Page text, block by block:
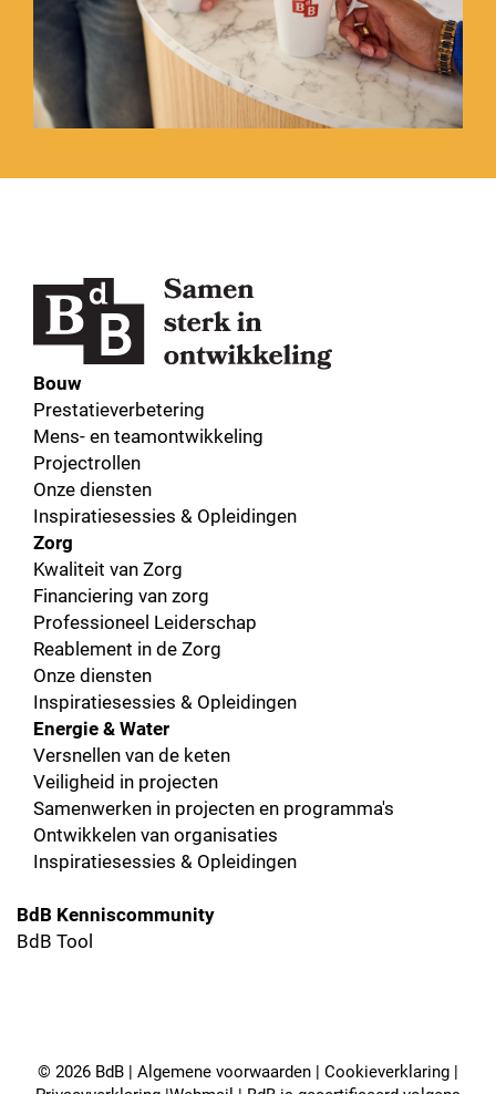
Bouw
Prestatieverbetering
Mens- en teamontwikkeling
Projectrollen
Onze diensten
Inspiratiesessies & Opleidingen
Zorg
Kwaliteit van Zorg
Financiering van zorg
Professioneel Leiderschap
Reablement in de Zorg
Onze diensten
Inspiratiesessies & Opleidingen
Energie & Water
Versnellen van de keten
Veiligheid in projecten
Samenwerken in projecten en programma's
Ontwikkelen van organisaties
Inspiratiesessies & Opleidingen
BdB Kenniscommunity
BdB Tool
© 2026 BdB | Algemene voorwaarden | Cookieverklaring |